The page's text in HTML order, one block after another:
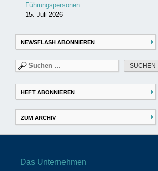
Führungspersonen
15. Juli 2026
NEWSFLASH ABONNIEREN
Suchen
nach:
HEFT ABONNIEREN
ZUM ARCHIV
Das Unternehmen